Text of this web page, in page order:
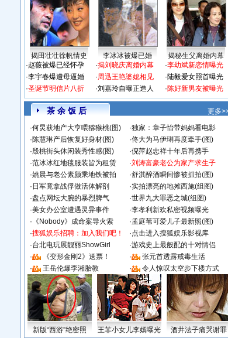
揭田壮壮徐帆情史 李冰冰被爆已婚
揭秘生父离婚内幕
·赵薇被爆已经怀孕
·李宇春爆遭母逼婚
·圣诞节明信片八折
·揭刘晓庆离婚内幕
·周迅王艳婆媳相见
·刘嘉玲自曝正造人
·李幼斌新恋情曝光
·陆毅爱女照首曝光
·陈好新男友被曝光
茶 余 饭 后
更多
·何炅获地产大亨喂猕猴桃(图) ·独家：章子怡带妈妈看电影
·陈慧琳产后恢复好身材(图) ·佟大为马伊琍再度牵手(图)
·殷桃街头休闲装秀性感(图) ·倪萍赵忠祥十年后再携手
·范冰冰红地毯服装皆为租赁 ·刘涛富豪老公为家产求生子
·姚晨与老公素颜乘地铁被拍 ·舒淇醉酒瞬间惨被抓拍(图)
· 日军竟拿战俘做活体解剖 ·实拍漂亮的地摊西施(组图)
·盘点网坛大腕的暴烈脾气 ·世界九大罪恶之城(组图)
·美女办公室遭遇灵异事件 ·李孝利新欢私密视频曝光
· 《Nobody》成命案导火索 ·孟庭苇可爱儿子最新照(图)
·搜狐娱乐招聘：加入我们吧！ ·点击进入搜狐娱乐影视库
·台北电玩展靓丽ShowGirl ·游戏史上最般配的十对情侣
·
《变形金刚2》送票！ ·
张元首透露戒毒生活
·
王岳伦爆李湘胎教 · 令人惊叹太空步下楼方式
新版“西游”绝密照 王菲小女儿李嫣曝光 酒井法子痛哭谢罪